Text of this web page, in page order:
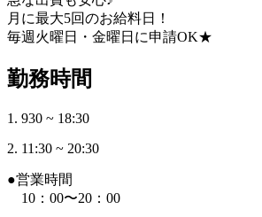
月に最大5回のお給料日！
毎週火曜日・金曜日に申請OK★
勤務時間
1. 930 ~ 18:30
2. 11:30 ~ 20:30
●営業時間
10：00〜20：00